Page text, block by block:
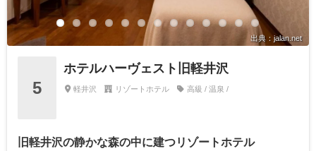
出典：jalan.net
5
ホテルハーヴェスト旧軽井沢
軽井沢 リゾートホテル 高級 / 温泉 /
旧軽井沢の静かな森の中に建つリゾートホテル